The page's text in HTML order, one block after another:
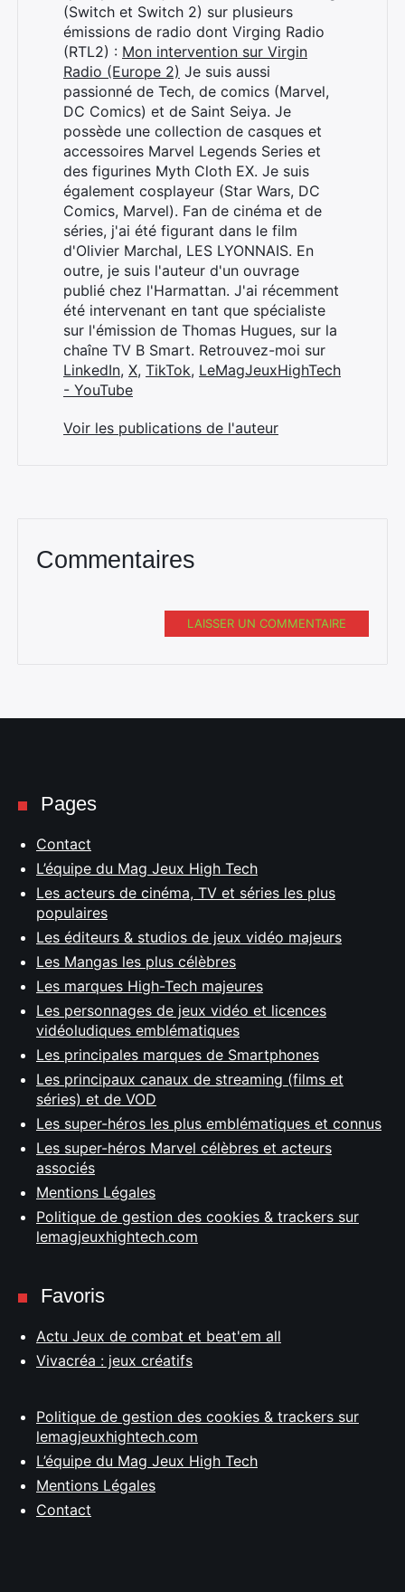
(Switch et Switch 2) sur plusieurs
émissions de radio dont Virging Radio
(RTL2) : Mon intervention sur Virgin
Radio (Europe 2) Je suis aussi
passionné de Tech, de comics (Marvel,
DC Comics) et de Saint Seiya. Je
possède une collection de casques et
accessoires Marvel Legends Series et
des figurines Myth Cloth EX. Je suis
également cosplayeur (Star Wars, DC
Comics, Marvel). Fan de cinéma et de
séries, j'ai été figurant dans le film
d'Olivier Marchal, LES LYONNAIS. En
outre, je suis l'auteur d'un ouvrage
publié chez l'Harmattan. J'ai récemment
été intervenant en tant que spécialiste
sur l'émission de Thomas Hugues, sur la
chaîne TV B Smart. Retrouvez-moi sur
LinkedIn, X, TikTok, LeMagJeuxHighTech
- YouTube
Voir les publications de l'auteur
Commentaires
LAISSER UN COMMENTAIRE
Pages
Contact
L’équipe du Mag Jeux High Tech
Les acteurs de cinéma, TV et séries les plus
populaires
Les éditeurs & studios de jeux vidéo majeurs
Les Mangas les plus célèbres
Les marques High-Tech majeures
Les personnages de jeux vidéo et licences
vidéoludiques emblématiques
Les principales marques de Smartphones
Les principaux canaux de streaming (films et
séries) et de VOD
Les super-héros les plus emblématiques et connus
Les super-héros Marvel célèbres et acteurs
associés
Mentions Légales
Politique de gestion des cookies & trackers sur
lemagjeuxhightech.com
Favoris
Actu Jeux de combat et beat'em all
Vivacréa : jeux créatifs
Politique de gestion des cookies & trackers sur
lemagjeuxhightech.com
L’équipe du Mag Jeux High Tech
Mentions Légales
Contact
Rechercher
: